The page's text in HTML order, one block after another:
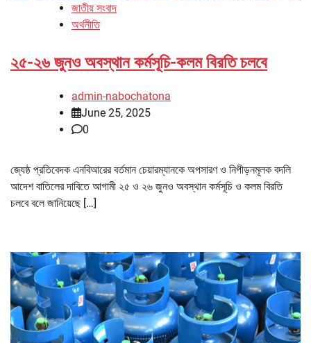
জাতীয় সংবাদ
অর্থনীতি
২৫-২৬ জুনও অবস্থান কর্মসূচি-কলম বিরতি চলবে
admin-nabochatona
June 25, 2025
0
জ্যেষ্ঠ প্রতিবেদক এনবিআরের বর্তমান চেয়ারম্যানকে অপসারণ ও নিপীড়নমূলক বদলি
আদেশ বাতিলের দাবিতে আগামী ২৫ ও ২৬ জুনও অবস্থান কর্মসূচি ও কলম বিরতি
চলবে বলে জানিয়েছে […]